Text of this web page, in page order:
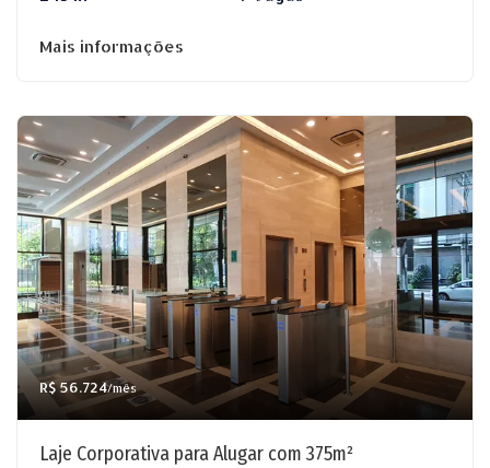
Mais informações
R$ 56.724/mês
Laje Corporativa para Alugar com 375m²